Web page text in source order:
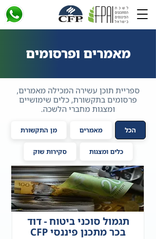
מאמרים ופרסומים
ספריית תוכן עשירה המכילה מאמרים,
פרסומים בתקשורת, כלים שימושיים
ומצגות מחברי הלשכה.
הכל מאמרים מן התקשורת
כלים ומצגות סקירות שוק
תגמול סוכני ביטוח - דוד
בכר מתכנן פיננסי CFP